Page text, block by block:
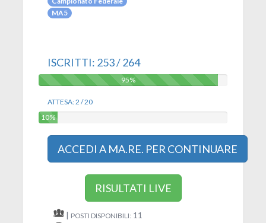
MA5
ISCRITTI: 253 / 264
95%
95%
ATTESA: 2 / 20
10%
10%
ACCEDI A MA.RE. PER CONTINUARE
RISULTATI LIVE
| POSTI DISPONIBILI: 11